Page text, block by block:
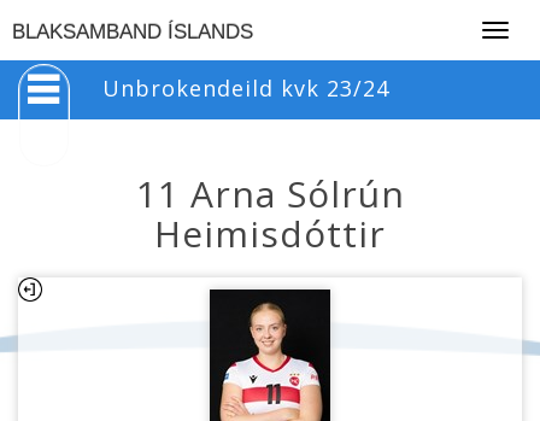
BLAKSAMBAND ÍSLANDS
Unbrokendeild kvk 23/24
11 Arna Sólrún
Heimisdóttir